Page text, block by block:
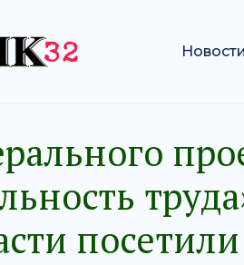
Новости